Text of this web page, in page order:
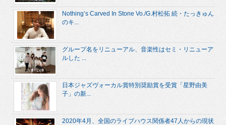
Nothing’s Carved In Stone Vo./G.村松拓 続・たっきゅん
のキ...
グループ名をリニューアル、音楽性はセミ・リニューア
ルした ...
日本ジャズヴォーカル賞特別奨励賞を受賞「星野由美
子」の新...
2020年4月、全国のライブハウス関係者47人からの現状